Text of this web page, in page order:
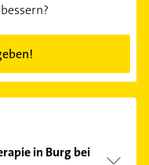
in Burg bei